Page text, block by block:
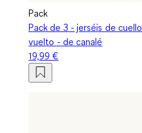
Pack
Pack de 3 - jerséis de cuello
vuelto - de canalé
19,99 €